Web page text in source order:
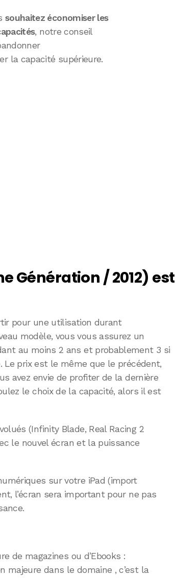
souhaitez économiser les
, notre conseil
la capacité supérieure.
Génération / 2012) est
pour une utilisation durant
modèle, vous vous assurez un
au moins 2 ans et probablement 3 si
Le prix est le même que le précédent,
avez envie de profiter de la dernière
le choix de la capacité, alors il est
(Infinity Blade, Real Racing 2
le nouvel écran et la puissance
sur votre iPad (import
l’écran sera important pour ne pas
de magazines ou d’Ebooks :
majeure dans le domaine , c’est la